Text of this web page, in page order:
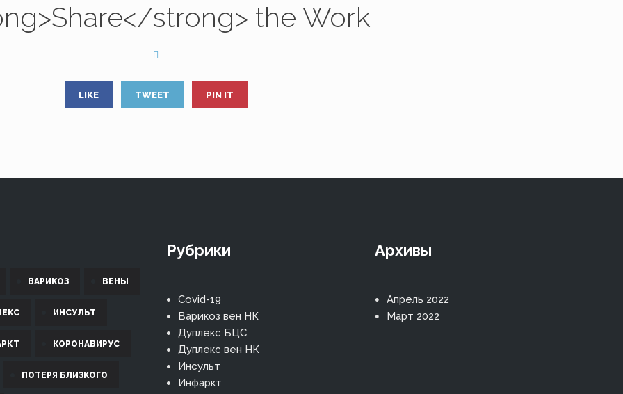
strong> the Work
LIKE TWEET PIN IT
ВАРИКОЗ ВЕНЫ
ИНСУЛЬТ
КОРОНАВИРУС
ПОТЕРЯ БЛИЗКОГО
Рубрики
Covid-19
Варикоз вен НК
Дуплекс БЦС
Дуплекс вен НК
Инсульт
Инфаркт
Архивы
Апрель 2022
Март 2022